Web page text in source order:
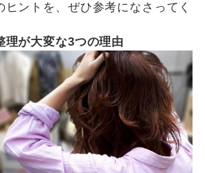
ントを、ぜひ参考になさってく
理が大変な3つの理由